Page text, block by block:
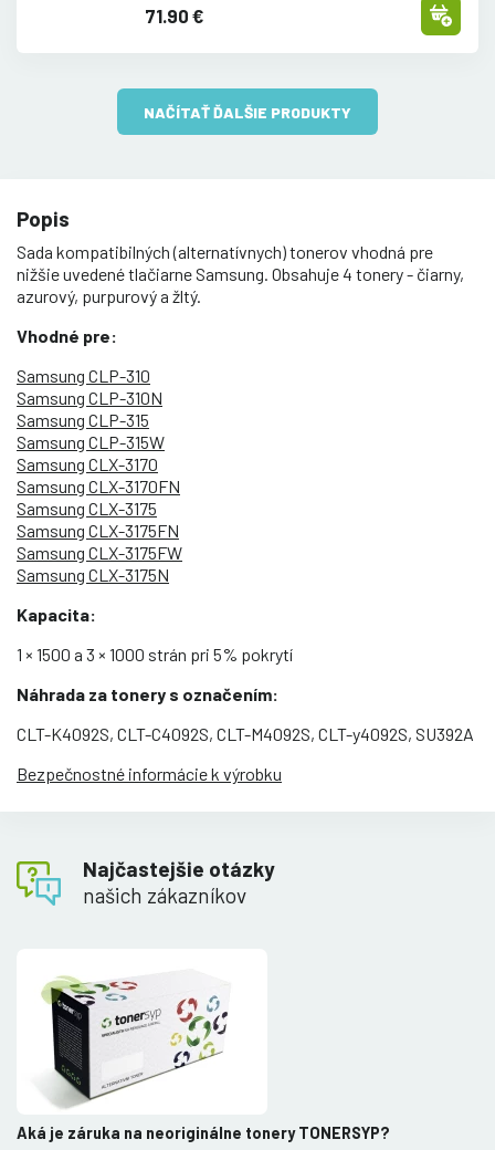
71.90 €
NAČÍTAŤ ĎALŠIE PRODUKTY
Popis
Sada kompatibilných (alternatívnych) tonerov vhodná pre
nižšie uvedené tlačiarne Samsung. Obsahuje 4 tonery - čiarny,
azurový, purpurový a žltý.
Vhodné pre:
Samsung CLP-310
Samsung CLP-310N
Samsung CLP-315
Samsung CLP-315W
Samsung CLX-3170
Samsung CLX-3170FN
Samsung CLX-3175
Samsung CLX-3175FN
Samsung CLX-3175FW
Samsung CLX-3175N
Kapacita:
1 × 1500 a 3 × 1000 strán pri 5% pokrytí
Náhrada za tonery s označením:
CLT-K4092S, CLT-C4092S, CLT-M4092S, CLT-y4092S, SU392A
Bezpečnostné informácie k výrobku
Najčastejšie otázky
našich zákazníkov
Aká je záruka na neoriginálne tonery TONERSYP?